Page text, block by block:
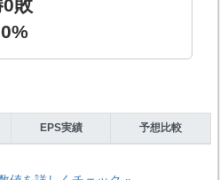
敗
EPS実績 予想比較